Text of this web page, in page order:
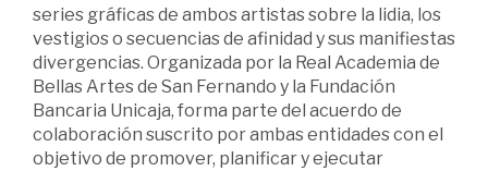
series gráficas de ambos artistas sobre la lidia, los
vestigios o secuencias de afinidad y sus manifiestas
divergencias. Organizada por la Real Academia de
Bellas Artes de San Fernando y la Fundación
Bancaria Unicaja, forma parte del acuerdo de
colaboración suscrito por ambas entidades con el
objetivo de promover, planificar y ejecutar